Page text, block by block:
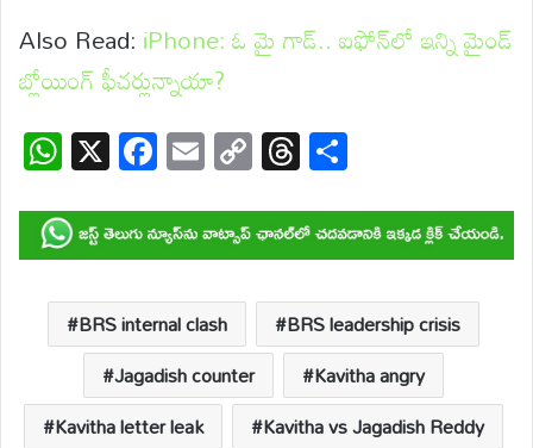
Also Read: iPhone: ఓ మై గాడ్.. ఐఫోన్‌లో ఇన్ని మైండ్
బ్లోయింగ్ ఫీచర్లున్నాయా?
W
h
at
s
A
p
X F
ac
e
b
o
o
k
E
m
ail
C
o
p
y
Li
n
k
T
hr
e
a
d
s
ar
e
BRS internal clash
BRS leadership crisis
Jagadish counter
Kavitha angry
Kavitha letter leak
Kavitha vs Jagadish Reddy